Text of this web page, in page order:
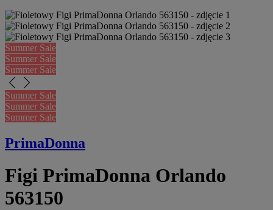
Summer Sale
Summer Sale
Summer Sale
arrow_back_ios_new arrow_forward_ios
Summer Sale
Summer Sale
Summer Sale
PrimaDonna
Figi PrimaDonna Orlando
563150